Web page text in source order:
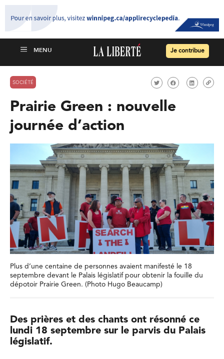
Je contribue
SOCIÉTÉ
Prairie Green : nouvelle
journée d’action
Plus d’une centaine de personnes avaient manifesté le 18
septembre devant le Palais législatif pour obtenir la fouille du
dépotoir Prairie Green. (Photo Hugo Beaucamp)
Des prières et des chants ont résonné ce
lundi 18 septembre sur le parvis du Palais
législatif.